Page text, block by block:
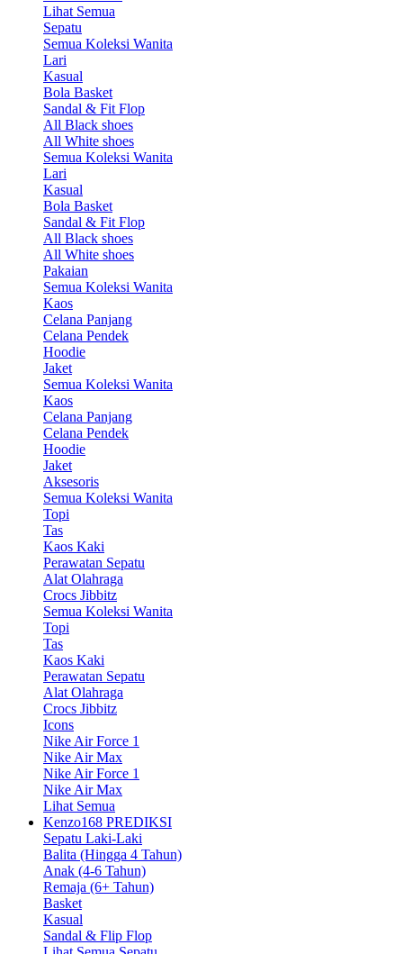
Lihat Semua
Sepatu
Semua Koleksi Wanita
Lari
Kasual
Bola Basket
Sandal & Fit Flop
All Black shoes
All White shoes
Semua Koleksi Wanita
Lari
Kasual
Bola Basket
Sandal & Fit Flop
All Black shoes
All White shoes
Pakaian
Semua Koleksi Wanita
Kaos
Celana Panjang
Celana Pendek
Hoodie
Jaket
Semua Koleksi Wanita
Kaos
Celana Panjang
Celana Pendek
Hoodie
Jaket
Aksesoris
Semua Koleksi Wanita
Topi
Tas
Kaos Kaki
Perawatan Sepatu
Alat Olahraga
Crocs Jibbitz
Semua Koleksi Wanita
Topi
Tas
Kaos Kaki
Perawatan Sepatu
Alat Olahraga
Crocs Jibbitz
Icons
Nike Air Force 1
Nike Air Max
Nike Air Force 1
Nike Air Max
Lihat Semua
Kenzo168 PREDIKSI
Sepatu Laki-Laki
Balita (Hingga 4 Tahun)
Anak (4-6 Tahun)
Remaja (6+ Tahun)
Basket
Kasual
Sandal & Flip Flop